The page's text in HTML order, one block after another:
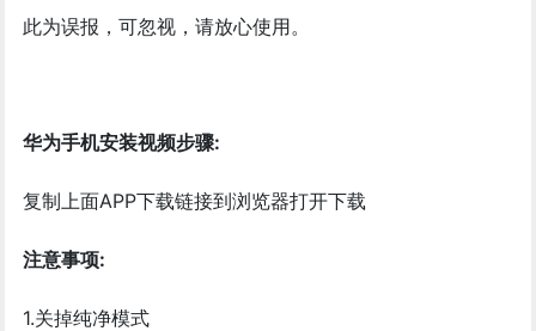
此为误报，可忽视，请放心使用。
华为手机安装视频步骤:
复制上面APP下载链接到浏览器打开下载
注意事项:
1.关掉纯净模式